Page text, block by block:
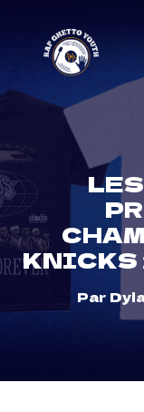
content
KNICKS
Par